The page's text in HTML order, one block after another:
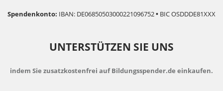
Spendenkonto: IBAN: DE06850503000221096752• BIC OSDDDE81XXX
UNTERSTÜTZEN SIE UNS
indem Sie zusatzkostenfrei auf Bildungsspender.de einkaufen.